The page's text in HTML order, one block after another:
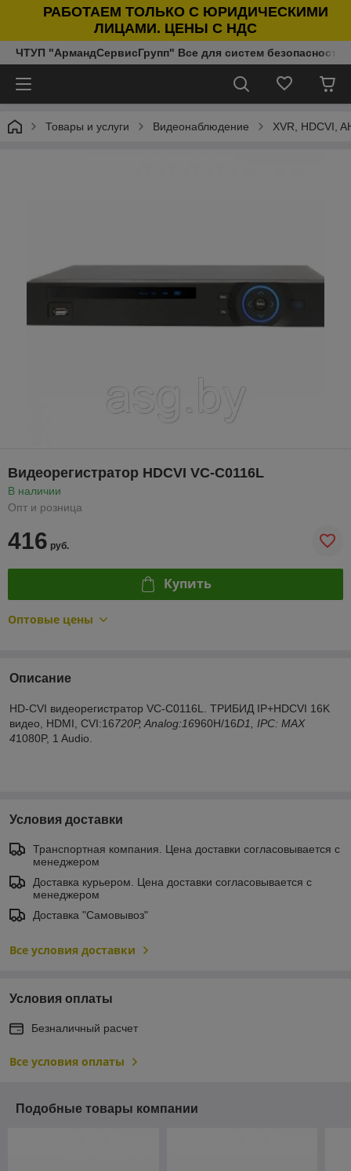
РАБОТАЕМ ТОЛЬКО С ЮРИДИЧЕСКИМИ
ЛИЦАМИ. ЦЕНЫ С НДС
ЧТУП "АрмандСервисГрупп" Все для систем безопасности
Товары и услуги Видеонаблюдение XVR, HDCVI,
Видеорегистратор HDCVI VC-C0116L
В наличии
Опт и розница
416 руб.
Купить
Оптовые цены
Описание
HD-CVI видеорегистратор VC-C0116L. ТРИБИД IP+HDCVI 16K
видео, HDMI, CVI:16720P, Analog:16960H/16D1, IPC: MAX
41080P, 1 Audio.
Условия доставки
Транспортная компания. Цена доставки согласовывается с
менеджером
Доставка курьером. Цена доставки согласовывается с
менеджером
Доставка "Самовывоз"
Все условия доставки
Условия оплаты
Безналичный расчет
Все условия оплаты
Подобные товары компании